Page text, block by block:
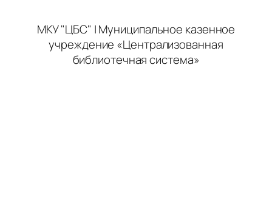
МКУ "ЦБС" | Муниципальное казенное
учреждение «Централизованная
библиотечная система»